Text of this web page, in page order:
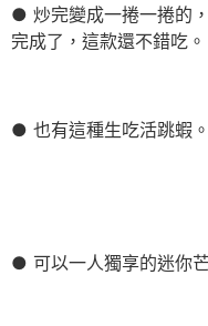
● 炒完變成一捲一捲的
完成了，這款還不錯吃。
● 也有這種生吃活跳蝦。
● 可以一人獨享的迷你